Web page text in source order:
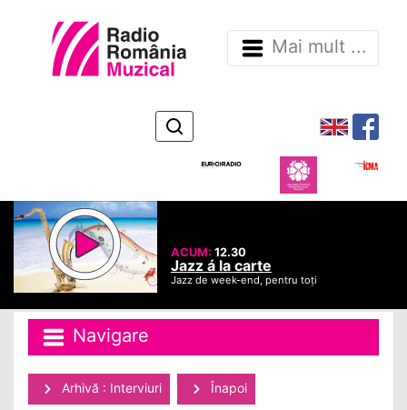
Mai mult ...
ACUM: 12.30
Jazz á la carte
Jazz de week-end, pentru toți
Navigare
Arhivă : Interviuri Înapoi